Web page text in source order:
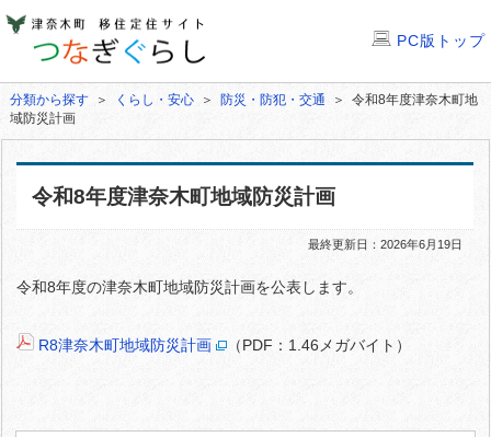
PC版トップ
分類から探す ＞ くらし・安心 ＞ 防災・防犯・交通
＞ 令和8年度津奈木町地
域防災計画
令和8年度津奈木町地域防災計画
最終更新日：2026年6月19日
令和8年度の津奈木町地域防災計画を公表します。
R8津奈木町地域防災計画 （PDF：1.46メガバイト）